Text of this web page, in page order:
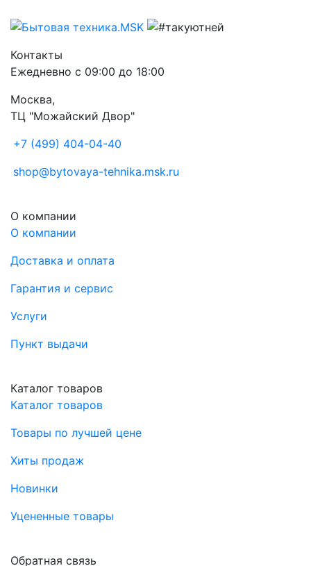
Контакты
Ежедневно с 09:00 до 18:00
Москва,
ТЦ "Можайский Двор"
+7 (499) 404-04-40
shop@bytovaya-tehnika.msk.ru
О компании
О компании
Доставка и оплата
Гарантия и сервис
Услуги
Пункт выдачи
Каталог товаров
Каталог товаров
Товары по лучшей цене
Хиты продаж
Новинки
Уцененные товары
Обратная связь